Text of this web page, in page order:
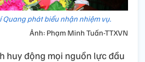
Quang phát biểu nhận nhiệm vụ.
Ảnh: Phạm Minh Tuấn-TTXVN
huy động mọi nguồn lực đầu